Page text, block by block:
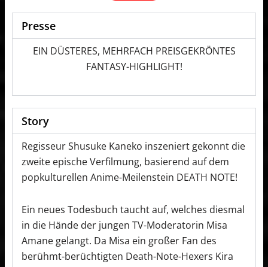
Presse
EIN DÜSTERES, MEHRFACH PREISGEKRÖNTES
FANTASY-HIGHLIGHT!
Story
Regisseur Shusuke Kaneko inszeniert gekonnt die
zweite epische Verfilmung, basierend auf dem
popkulturellen Anime-Meilenstein DEATH NOTE!
Ein neues Todesbuch taucht auf, welches diesmal
in die Hände der jungen TV-Moderatorin Misa
Amane gelangt. Da Misa ein großer Fan des
berühmt-berüchtigten Death-Note-Hexers Kira